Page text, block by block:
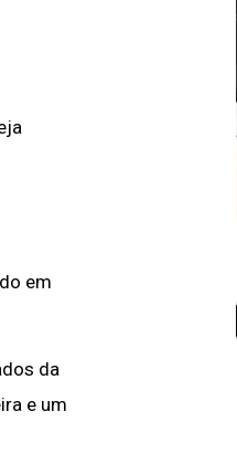
em
da
e um